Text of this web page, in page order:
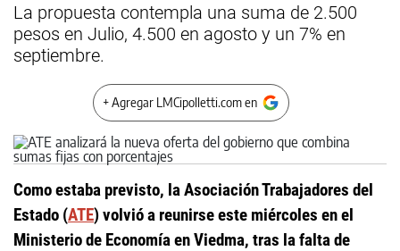
La propuesta contempla una suma de 2.500
pesos en Julio, 4.500 en agosto y un 7% en
septiembre.
+ Agregar LMCipolletti.com en
Como estaba previsto, la Asociación Trabajadores del
Estado (ATE) volvió a reunirse este miércoles en el
Ministerio de Economía en Viedma, tras la falta de